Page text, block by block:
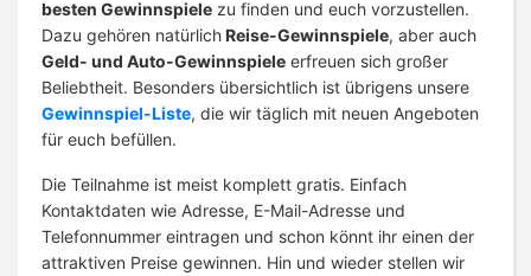
besten Gewinnspiele zu finden und euch vorzustellen.
Dazu gehören natürlichReise-Gewinnspiele, aber auch
Geld- und Auto-Gewinnspiele erfreuen sich großer
Beliebtheit. Besonders übersichtlich ist übrigens unsere
Gewinnspiel-Liste, die wir täglich mit neuen Angeboten
für euch befüllen.
Die Teilnahme ist meist komplett gratis. Einfach
Kontaktdaten wie Adresse, E-Mail-Adresse und
Telefonnummer eintragen und schon könnt ihr einen der
attraktiven Preise gewinnen. Hin und wieder stellen wir